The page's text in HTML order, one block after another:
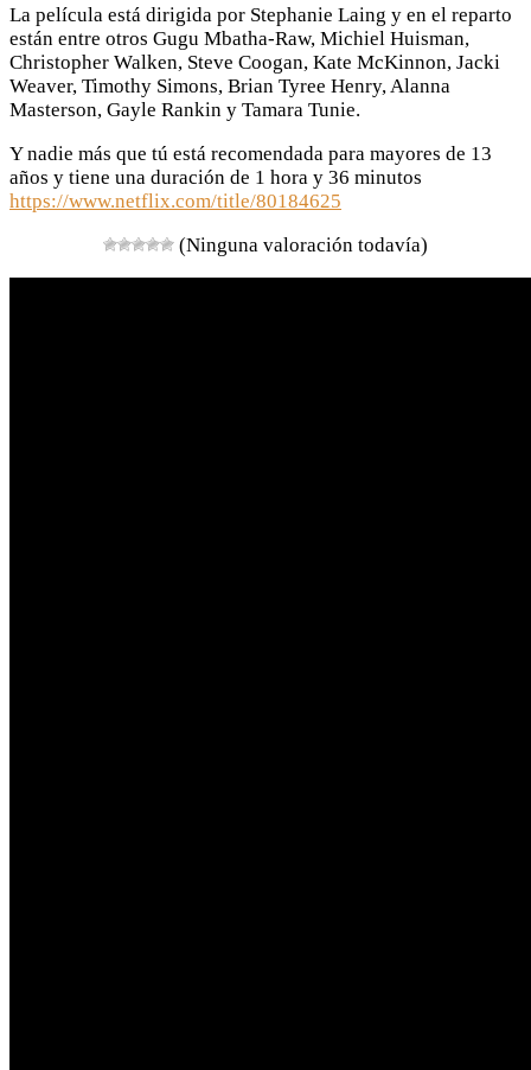
La película está dirigida por Stephanie Laing y en el reparto
están entre otros Gugu Mbatha-Raw, Michiel Huisman,
Christopher Walken, Steve Coogan, Kate McKinnon, Jacki
Weaver, Timothy Simons, Brian Tyree Henry, Alanna
Masterson, Gayle Rankin y Tamara Tunie.
Y nadie más que tú está recomendada para mayores de 13
años y tiene una duración de 1 hora y 36 minutos
https://www.netflix.com/title/80184625
(Ninguna valoración todavía)